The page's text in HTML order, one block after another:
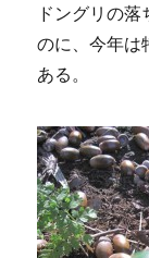
ドングリの
のに、今年は
ある。